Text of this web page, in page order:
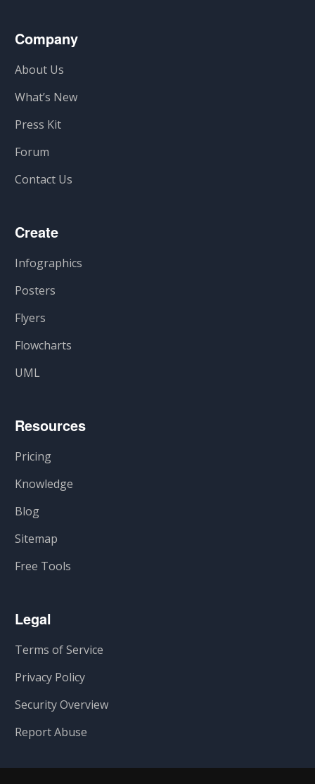
Company
About Us
What’s New
Press Kit
Forum
Contact Us
Create
Infographics
Posters
Flyers
Flowcharts
UML
Resources
Pricing
Knowledge
Blog
Sitemap
Free Tools
Legal
Terms of Service
Privacy Policy
Security Overview
Report Abuse